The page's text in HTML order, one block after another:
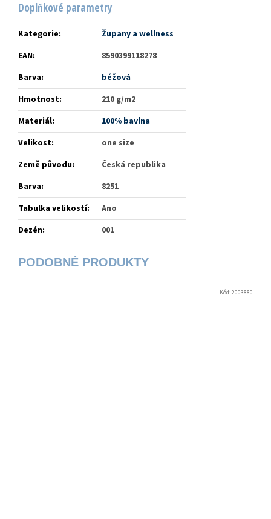
Doplňkové parametry
Kategorie:
Župany a wellness
EAN:
8590399118278
Barva:
béžová
Hmotnost:
210 g/m2
Materiál:
100% bavlna
Velikost:
one size
Země původu:
Česká republika
Barva:
8251
Tabulka velikostí:
Ano
Dezén: 001
Kód:2003880